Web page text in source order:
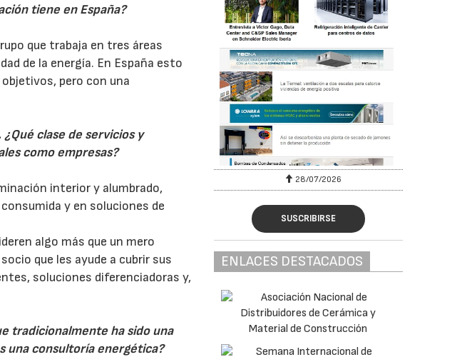
tiene en España?
que trabaja en tres áreas
de la energía. En España esto
pero con una
clase de servicios y
como empresas?
interior y alumbrado,
y en soluciones de
algo más que un mero
que les ayude a cubrir sus
soluciones diferenciadoras y,
tradicionalmente ha sido una
una consultoría energética?
28/07/2026
SUSCRIBIRSE
ENLACES DESTACADOS